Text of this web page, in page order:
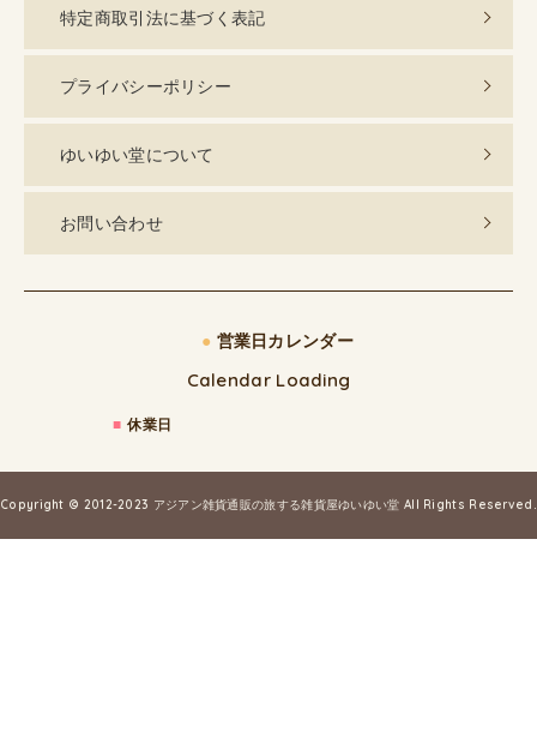
特定商取引法に基づく表記
プライバシーポリシー
ゆいゆい堂について
お問い合わせ
● 営業日カレンダー
Calendar Loading
■ 休業日
Copyright © 2012-2023 アジアン雑貨通販の旅する雑貨屋ゆいゆい堂 All Rights Reserved.